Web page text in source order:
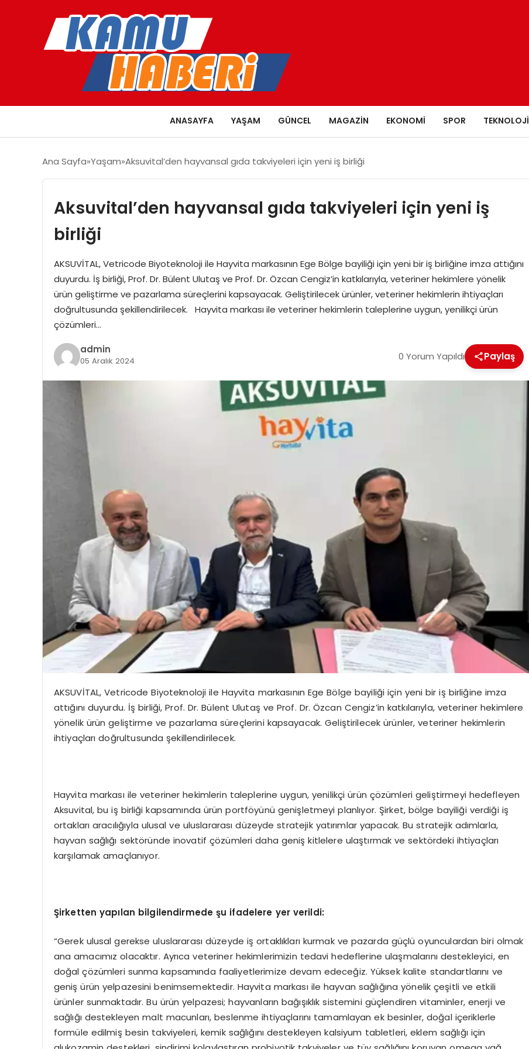
ANASAYFA YAŞAM GÜNCEL MAGAZIN EKONOMI SPOR TEKNOLOJI
Ana Sayfa Yaşam Aksuvital’den hayvansal gıda takviyeleri için yeni iş birliği
Aksuvital’den hayvansal gıda takviyeleri için yeni iş
birliği
AKSUVİTAL, Vetricode Biyoteknoloji ile Hayvita markasının Ege Bölge bayiliği için yeni bir iş birliğine imza attığını
duyurdu. İş birliği, Prof. Dr. Bülent Ulutaş ve Prof. Dr. Özcan Cengiz’in katkılarıyla, veteriner hekimlere yönelik
ürün geliştirme ve pazarlama süreçlerini kapsayacak. Geliştirilecek ürünler, veteriner hekimlerin ihtiyaçları
doğrultusunda şekillendirilecek. Hayvita markası ile veteriner hekimlerin taleplerine uygun, yenilikçi ürün
çözümleri…
admin
05 Aralık 2024 0 Yorum Yapıldı Paylaş
AKSUVİTAL, Vetricode Biyoteknoloji ile Hayvita markasının Ege Bölge bayiliği için yeni bir iş birliğine imza
attığını duyurdu. İş birliği, Prof. Dr. Bülent Ulutaş ve Prof. Dr. Özcan Cengiz’in katkılarıyla, veteriner hekimlere
yönelik ürün geliştirme ve pazarlama süreçlerini kapsayacak. Geliştirilecek ürünler, veteriner hekimlerin
ihtiyaçları doğrultusunda şekillendirilecek.
Hayvita markası ile veteriner hekimlerin taleplerine uygun, yenilikçi ürün çözümleri geliştirmeyi hedefleyen
Aksuvital, bu iş birliği kapsamında ürün portföyünü genişletmeyi planlıyor. Şirket, bölge bayiliği verdiği iş
ortakları aracılığıyla ulusal ve uluslararası düzeyde stratejik yatırımlar yapacak. Bu stratejik adımlarla,
hayvan sağlığı sektöründe inovatif çözümleri daha geniş kitlelere ulaştırmak ve sektördeki ihtiyaçları
karşılamak amaçlanıyor.
Şirketten yapılan bilgilendirmede şu ifadelere yer verildi:
“Gerek ulusal gerekse uluslararası düzeyde iş ortaklıkları kurmak ve pazarda güçlü oyunculardan biri olmak
ana amacımız olacaktır. Ayrıca veteriner hekimlerimizin tedavi hedeflerine ulaşmalarını destekleyici, en
doğal çözümleri sunma kapsamında faaliyetlerimize devam edeceğiz. Yüksek kalite standartlarını ve
geniş ürün yelpazesini benimsemektedir. Hayvita markası ile hayvan sağlığına yönelik çeşitli ve etkili
ürünler sunmaktadır. Bu ürün yelpazesi; hayvanların bağışıklık sistemini güçlendiren vitaminler, enerji ve
sağlığı destekleyen malt macunları, beslenme ihtiyaçlarını tamamlayan ek besinler, doğal içeriklerle
formüle edilmiş besin takviyeleri, kemik sağlığını destekleyen kalsiyum tabletleri, eklem sağlığı için